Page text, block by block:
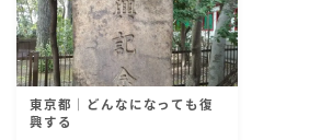
東京都｜どんなになっても復
興する